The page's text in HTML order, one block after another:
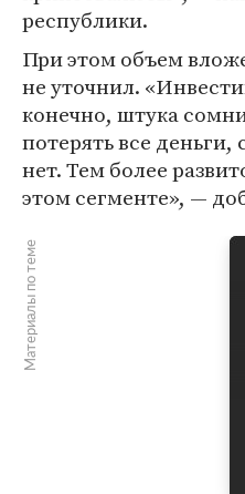
республики.
При этом объем
не уточнил.
конечно, штука
потерять все деньги,
нет. Тем более
этом сегменте», —
Материалы по теме